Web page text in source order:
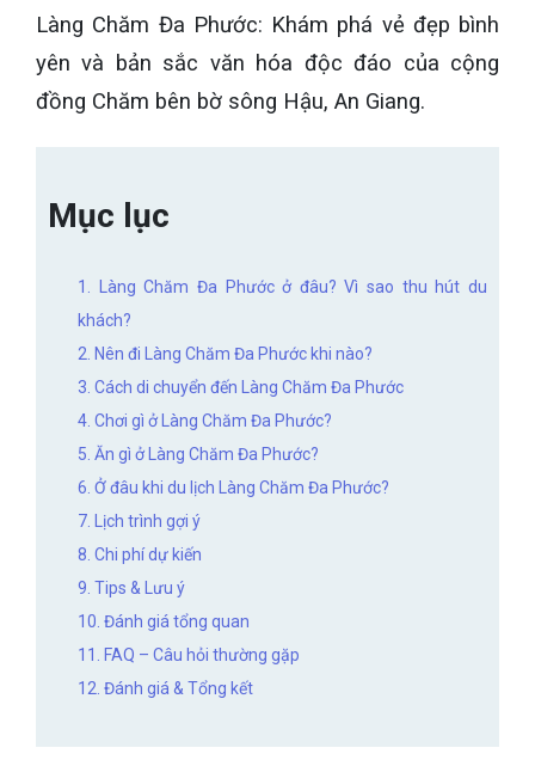
Làng Chăm Đa Phước: Khám phá vẻ đẹp bình
yên và bản sắc văn hóa độc đáo của cộng
đồng Chăm bên bờ sông Hậu, An Giang.
Mục lục
1. Làng Chăm Đa Phước ở đâu? Vì sao thu hút du
khách?
2. Nên đi Làng Chăm Đa Phước khi nào?
3. Cách di chuyển đến Làng Chăm Đa Phước
4. Chơi gì ở Làng Chăm Đa Phước?
5. Ăn gì ở Làng Chăm Đa Phước?
6. Ở đâu khi du lịch Làng Chăm Đa Phước?
7. Lịch trình gợi ý
8. Chi phí dự kiến
9. Tips & Lưu ý
10. Đánh giá tổng quan
11. FAQ – Câu hỏi thường gặp
12. Đánh giá & Tổng kết